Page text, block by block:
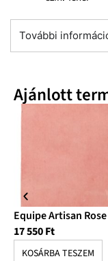
További
Ajánlott
Equipe Artisan
17 550Ft
KOSÁRBA TESZEM